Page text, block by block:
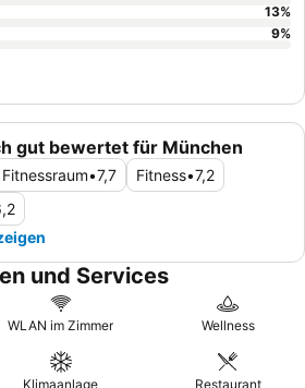
gut bewertet für München
Fitnessraum•7,7 Fitness•7,2
13%
9%
und Services
WLAN im Zimmer Wellness
Klimaanlage Restaurant